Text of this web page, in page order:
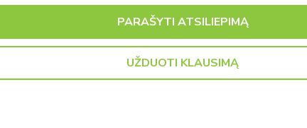
PARAŠYTI ATSILIEPIMĄ
UŽDUOTI KLAUSIMĄ